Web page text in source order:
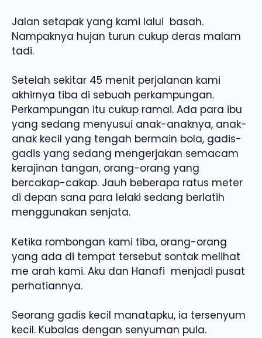
Jalan setapak yang kami lalui basah.
Nampaknya hujan turun cukup deras malam
tadi.
Setelah sekitar 45 menit perjalanan kami
akhirnya tiba di sebuah perkampungan.
Perkampungan itu cukup ramai. Ada para ibu
yang sedang menyusui anak-anaknya, anak-
anak kecil yang tengah bermain bola, gadis-
gadis yang sedang mengerjakan semacam
kerajinan tangan, orang-orang yang
bercakap-cakap. Jauh beberapa ratus meter
di depan sana para lelaki sedang berlatih
menggunakan senjata.
Ketika rombongan kami tiba, orang-orang
yang ada di tempat tersebut sontak melihat
me arah kami. Aku dan Hanafi menjadi pusat
perhatiannya.
Seorang gadis kecil manatapku, ia tersenyum
kecil. Kubalas dengan senyuman pula.